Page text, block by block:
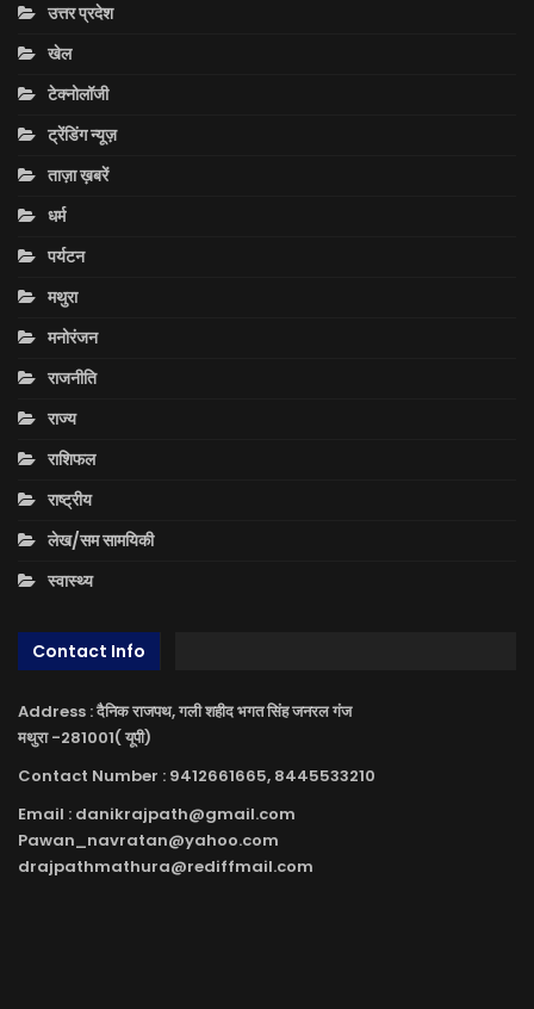
उत्तर प्रदेश
खेल
टेक्नोलॉजी
ट्रेंडिंग न्यूज़
ताज़ा ख़बरें
धर्म
पर्यटन
मथुरा
मनोरंजन
राजनीति
राज्य
राशिफल
राष्ट्रीय
लेख/सम सामयिकी
स्वास्थ्य
Contact Info
Address : दैनिक राजपथ, गली शहीद भगत सिंह जनरल गंज
मथुरा -281001( यूपी)
Contact Number : 9412661665, 8445533210
Email : danikrajpath@gmail.com
Pawan_navratan@yahoo.com
drajpathmathura@rediffmail.com